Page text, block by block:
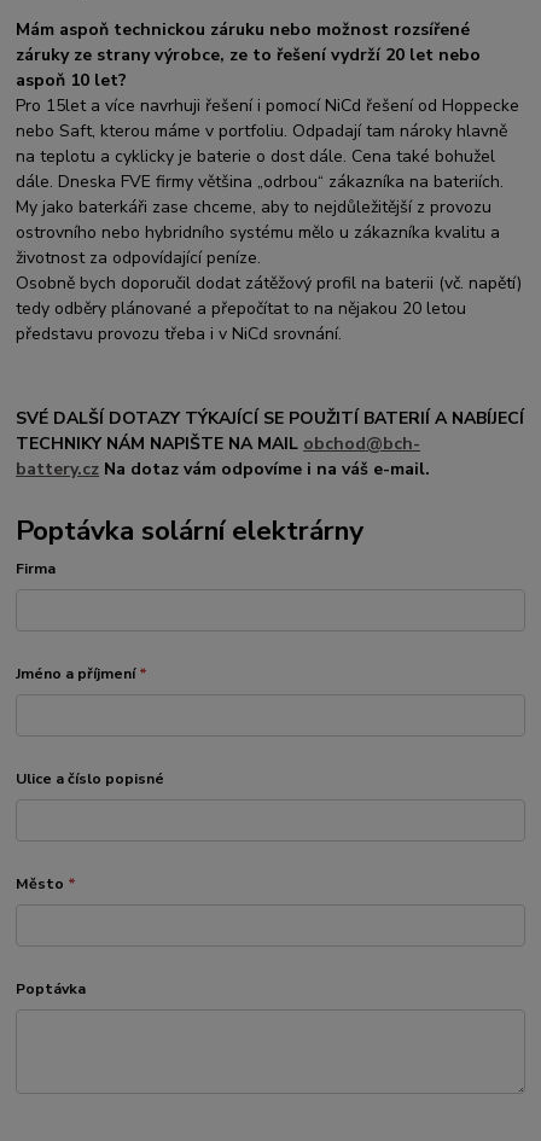
Mám aspoň technickou záruku nebo možnost rozsířené
záruky ze strany výrobce, ze to řešení vydrží 20 let nebo
aspoň 10 let?
Pro 15let a více navrhuji řešení i pomocí NiCd řešení od Hoppecke
nebo Saft, kterou máme v portfoliu. Odpadají tam nároky hlavně
na teplotu a cyklicky je baterie o dost dále. Cena také bohužel
dále. Dneska FVE firmy většina „odrbou“ zákazníka na bateriích.
My jako baterkáři zase chceme, aby to nejdůležitější z provozu
ostrovního nebo hybridního systému mělo u zákazníka kvalitu a
životnost za odpovídající peníze.
Osobně bych doporučil dodat zátěžový profil na baterii (vč. napětí)
tedy odběry plánované a přepočítat to na nějakou 20 letou
představu provozu třeba i v NiCd srovnání.
SVÉ DALŠÍ DOTAZY TÝKAJÍCÍ SE POUŽITÍ BATERIÍ A NABÍJECÍ
TECHNIKY NÁM NAPIŠTE NA MAIL obchod@bch-
battery.cz Na dotaz vám odpovíme i na váš e-mail.
Poptávka solární elektrárny
Firma
Jméno a příjmení*
Ulice a číslo popisné
Město *
Poptávka